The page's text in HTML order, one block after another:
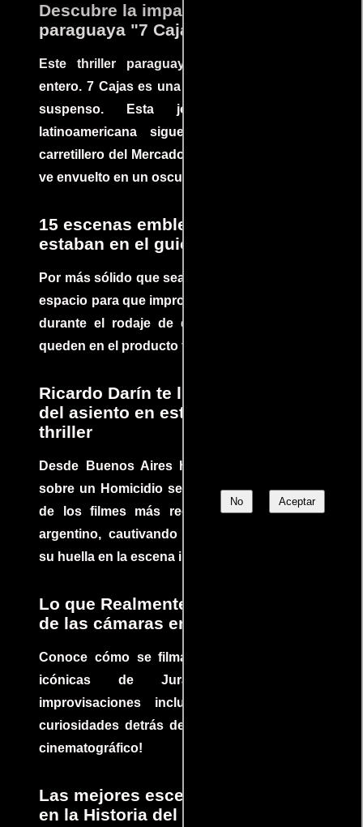
No Aceptar
Descubre la impactante película
paraguaya "7 Cajas"
Este thriller paraguayo cautivó al mundo
entero. 7 Cajas es una explosión de acción y
suspenso. Esta joya cinematográfica
latinoamericana sigue la historia de un
carretillero del Mercado 4 de Asunción que se
ve envuelto en un oscuro mundo de crimen
15 escenas emblemáticas que no
estaban en el guion
Por más sólido que sea un guión siempre hay
espacio para que improvisaciones que se dan
durante el rodaje de determinadas escenas
queden en el producto final.
Ricardo Darín te llevará al borde
del asiento en este increíble
thriller
Desde Buenos Aires hasta el mundo, Tesis
sobre un Homicidio se ha convertido en uno
de los filmes más recomendados del cine
argentino, cautivando audiencias y dejando
su huella en la escena internacional.
Lo que Realmente Sucedió detrás
de las cámaras en Jurassic Park
Conoce cómo se filmaron algunas escenas
icónicas de Jurassic Park, con
improvisaciones incluidas. ¡Descubre las
curiosidades detrás del rodaje de un clásico
cinematográfico!
Las mejores escenas de acción
en la Historia del cine